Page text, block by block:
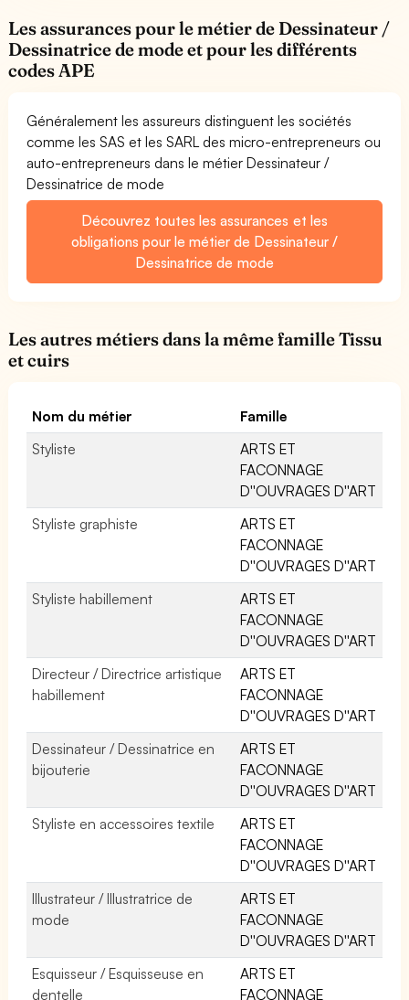
Les assurances pour le métier de Dessinateur /
Dessinatrice de mode et pour les différents
codes APE
Généralement les assureurs distinguent les sociétés
comme les SAS et les SARL des micro-entrepreneurs ou
auto-entrepreneurs dans le métier Dessinateur /
Dessinatrice de mode
Découvrez toutes les assurances et les
obligations pour le métier de Dessinateur /
Dessinatrice de mode
Les autres métiers dans la même famille Tissu
et cuirs
Nom du métier
Famille
Styliste
ARTS ET
FACONNAGE
D''OUVRAGES D''ART
Styliste graphiste
ARTS ET
FACONNAGE
D''OUVRAGES D''ART
Styliste habillement
ARTS ET
FACONNAGE
D''OUVRAGES D''ART
Directeur / Directrice artistique
habillement
ARTS ET
FACONNAGE
D''OUVRAGES D''ART
Dessinateur / Dessinatrice en
bijouterie
ARTS ET
FACONNAGE
D''OUVRAGES D''ART
Styliste en accessoires textile
ARTS ET
FACONNAGE
D''OUVRAGES D''ART
Illustrateur / Illustratrice de
mode
ARTS ET
FACONNAGE
D''OUVRAGES D''ART
Esquisseur / Esquisseuse en
dentelle
ARTS ET
FACONNAGE